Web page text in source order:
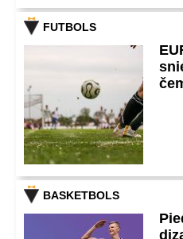
FUTBOLS
BASKETBOLS